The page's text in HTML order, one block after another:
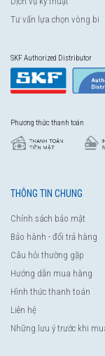
Tư vấn lựa chọn vòng bi
SKF Authorized Distributor
Phương thức thanh toán
THÔNG TIN CHUNG
Chính sách bảo mật
Bảo hành - đổi trả hàng
Câu hỏi thường gặp
Hướng dẫn mua hàng
Hình thức thanh toán
Liên hệ
Những lưu ý trước khi